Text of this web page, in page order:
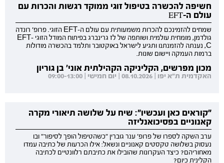
חשיפה להכשרה בטיפול זוגי ממוקד רגשות והכרות עם
עולם ה-EFT
שמחים להזמינכם להכרות משמעותית עם עולם ה-EFT הזוגי. פרופ' רונדה
גולדמן, מומחית עולמית ושותפה של לז גרינברג בפיתוח המודל הזוגי EFT-
C, נענתה להזמנתנו ותגיע לישראל באוקטובר ותלמד בהכשרה מודולות
ברמות העמקה ויישום שונות.
מכון מפרשים, הקליניקה הקהילתית אוני' בן גוריון
האקדמית ת"א יפו | 08.10.2026 | יום חמישי | 09:00-13:00
"קוראים כאן ועכשיו": שיח על שלושה תיאורי מקרה
קאנוניים בפסיכואנליזה
ערב השקה לספרו של פרופ' ענר גוברין "כשהטיפול הופך לסיפור" ובו
נעסוק בשלושה טקסטים קאנוניים ונשאל: אילו הכרעות של כתיבה עמדו
מאחוריהם? כיצד העקרונות שהובילו את כתיבתם רלוונטיים לכתיבה
הקלינית כיום?